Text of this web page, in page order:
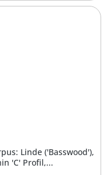
Linde ('Basswood'),
'C' Profil,...